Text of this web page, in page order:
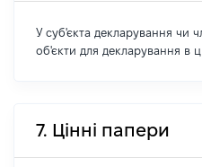
У суб'єкта декларування чи
об'єкти для декларування в
7. Цінні папери